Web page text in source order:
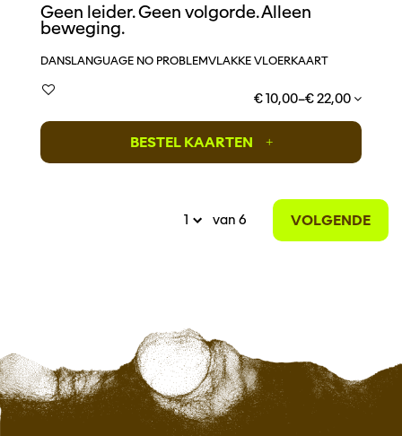
Geen leider. Geen volgorde. Alleen
beweging.
DANSLANGUAGE NO PROBLEMVLAKKE VLOERKAART
€ 10,00–€ 22,00
BESTEL KAARTEN +
van 6 VOLGENDE